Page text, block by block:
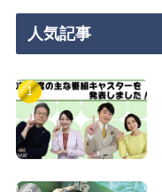
人気記事